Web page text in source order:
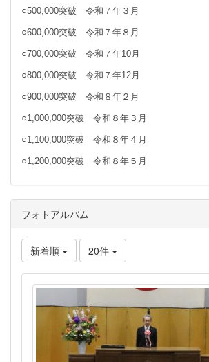
○500,000突破 令和７年３月
○600,000突破 令和７年８月
○700,000突破 令和７年10月
○800,000突破 令和７年12月
○900,000突破 令和８年２月
○1,000,000突破 令和８年３月
○1,100,000突破 令和８年４月
○1,200,000突破 令和８年５月
フォトアルバム
新着順 20件